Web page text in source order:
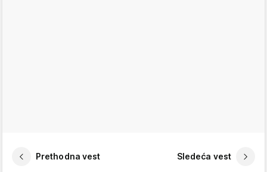
Prethodna vest Sledeća vest